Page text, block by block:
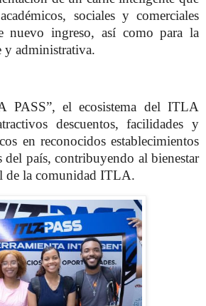
sociales y comerciales
nuevo ingreso, así como para la
y administrativa.
PASS”, el ecosistema del ITLA
descuentos, facilidades y
en reconocidos establecimientos
del país, contribuyendo al bienestar
de la comunidad ITLA.